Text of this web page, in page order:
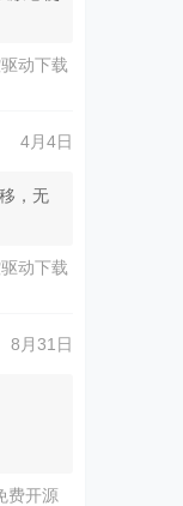
动下载
4月4日
，无
动下载
8月31日
费开源